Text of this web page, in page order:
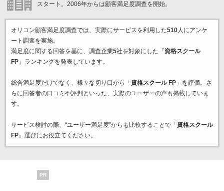
スタート。2006年からは顧客満足度調査を開始。
オリコン顧客満足度調査では、実際にサービスを利用した510人にアンケ
ート調査を実施。
満足度に関する回答を基に、調査企業5社を対象にした「 資格スクール
FP」ランキングを発表しています。
総合満足度だけでなく、様々な切り口から「 資格スクール FP」を評価。さ
らに回答者の口コミや評判といった、実際のユーザーの声も掲載していま
す。
サービス検討の際、“ユーザー満足度”からも比較することで「 資格スクール
FP」選びにお役立てください。
PR